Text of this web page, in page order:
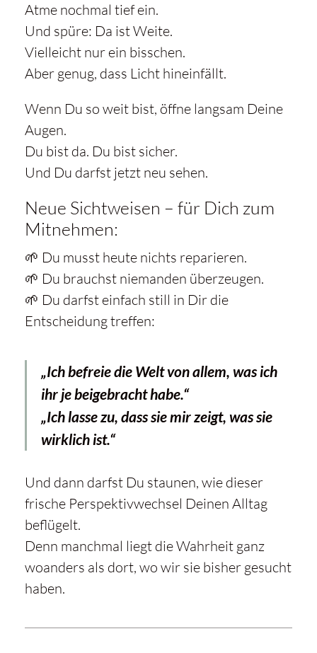
Atme nochmal tief ein.
Und spüre: Da ist Weite.
Vielleicht nur ein bisschen.
Aber genug, dass Licht hineinfällt.
Wenn Du so weit bist, öffne langsam Deine
Augen.
Du bist da. Du bist sicher.
Und Du darfst jetzt neu sehen.
Neue Sichtweisen – für Dich zum
Mitnehmen:
🌱 Du musst heute nichts reparieren.
🌱 Du brauchst niemanden überzeugen.
🌱 Du darfst einfach still in Dir die
Entscheidung treffen:
„Ich befreie die Welt von allem, was ich
ihr je beigebracht habe.“
„Ich lasse zu, dass sie mir zeigt, was sie
wirklich ist.“
Und dann darfst Du staunen, wie dieser
frische Perspektivwechsel Deinen Alltag
beflügelt.
Denn manchmal liegt die Wahrheit ganz
woanders als dort, wo wir sie bisher gesucht
haben.